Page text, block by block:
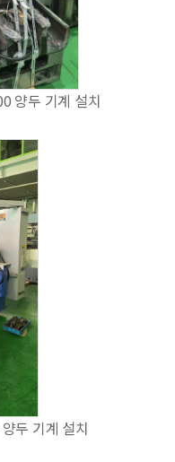
양두 기계 설치
두 기계 설치